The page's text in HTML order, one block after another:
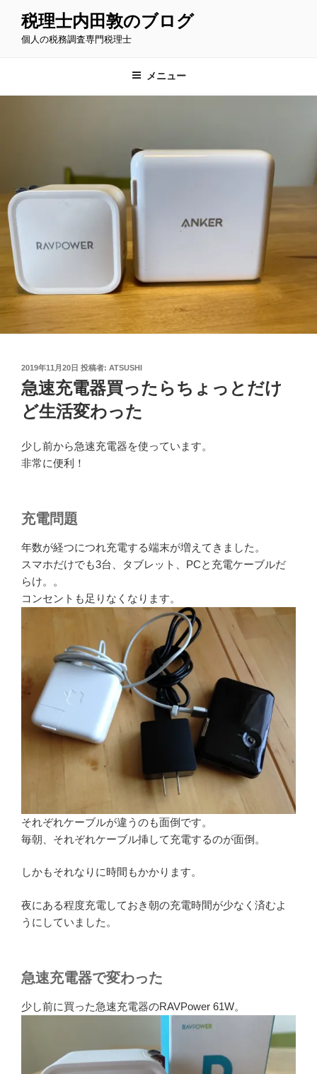
税理士内田敦のブログ
個人の税務調査専門税理士
メニュー
投
稿
日:
2019年11月20日 投稿者: ATSUSHI
急速充電器買ったらちょっとだけ
ど生活変わった
少し前から急速充電器を使っています。
非常に便利！
充電問題
年数が経つにつれ充電する端末が増えてきました。
スマホだけでも3台、タブレット、PCと充電ケーブルだ
らけ。。
コンセントも足りなくなります。
それぞれケーブルが違うのも面倒です。
毎朝、それぞれケーブル挿して充電するのが面倒。
しかもそれなりに時間もかかります。
夜にある程度充電しておき朝の充電時間が少なく済むよ
うにしていました。
急速充電器で変わった
少し前に買った急速充電器のRAVPower 61W。